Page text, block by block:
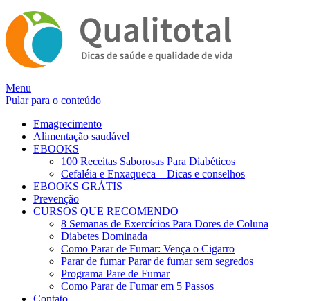
Alternar
navegação
Menu
Pular para o conteúdo
Emagrecimento
Alimentação saudável
EBOOKS
100 Receitas Saborosas Para Diabéticos
Cefaléia e Enxaqueca – Dicas e conselhos
EBOOKS GRÁTIS
Prevenção
CURSOS QUE RECOMENDO
8 Semanas de Exercícios Para Dores de Coluna
Diabetes Dominada
Como Parar de Fumar: Vença o Cigarro
Parar de fumar Parar de fumar sem segredos
Programa Pare de Fumar
Como Parar de Fumar em 5 Passos